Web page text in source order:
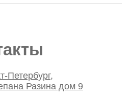
Петербург,
Разина дом 9